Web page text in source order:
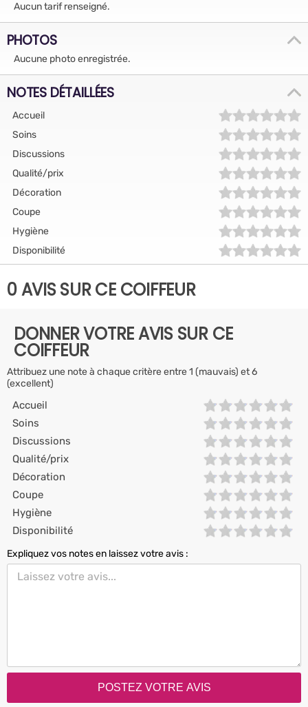
Aucun tarif renseigné.
PHOTOS
Aucune photo enregistrée.
NOTES DÉTAILLÉES
Accueil
Soins
Discussions
Qualité/prix
Décoration
Coupe
Hygiène
Disponibilité
0 AVIS SUR CE COIFFEUR
DONNER VOTRE AVIS SUR CE
COIFFEUR
Attribuez une note à chaque critère entre 1 (mauvais) et 6
(excellent)
Accueil
Soins
Discussions
Qualité/prix
Décoration
Coupe
Hygiène
Disponibilité
Expliquez vos notes en laissez votre avis :